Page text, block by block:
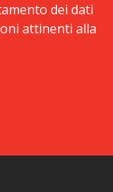
dei dati
attinenti alla